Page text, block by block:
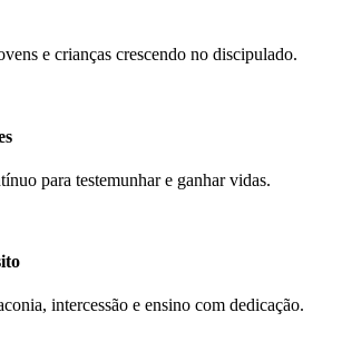
e crianças crescendo no discipulado.
para testemunhar e ganhar vidas.
intercessão e ensino com dedicação.